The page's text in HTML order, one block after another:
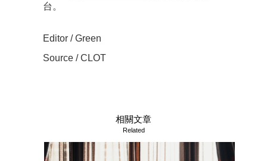
台。
Editor / Green
Source / CLOT
相關文章
Related